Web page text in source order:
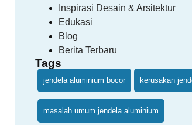
Inspirasi Desain & Arsitektur
Edukasi
Blog
Berita Terbaru
Tags
jendela aluminium bocor kerusakan
masalah umum jendela aluminium